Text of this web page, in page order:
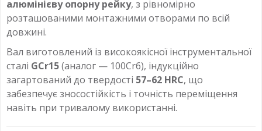
алюмінієву опорну рейку, з рівномірно
розташованими монтажними отворами по всій
довжині.
Вал виготовлений із високоякісної інструментальної
сталі GCr15(аналог — 100Cr6), індукційно
загартований до твердості 57–62 HRC, що
забезпечує зносостійкість і точність переміщення
навіть при тривалому використанні.